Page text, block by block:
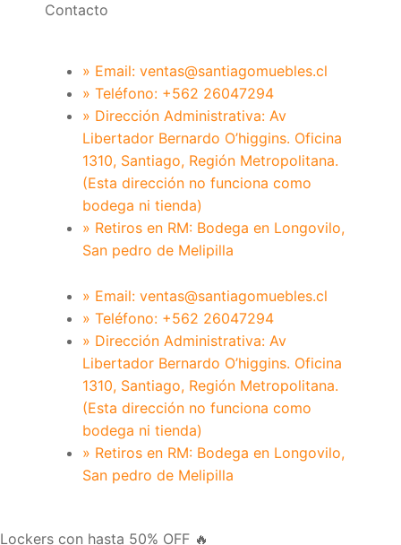
Contacto
» Email: ventas@santiagomuebles.cl
» Teléfono: +562 26047294
» Dirección Administrativa: Av
Libertador Bernardo O’higgins. Oficina
1310, Santiago, Región Metropolitana.
(Esta dirección no funciona como
bodega ni tienda)
» Retiros en RM: Bodega en Longovilo,
San pedro de Melipilla
» Email: ventas@santiagomuebles.cl
» Teléfono: +562 26047294
» Dirección Administrativa: Av
Libertador Bernardo O’higgins. Oficina
1310, Santiago, Región Metropolitana.
(Esta dirección no funciona como
bodega ni tienda)
» Retiros en RM: Bodega en Longovilo,
San pedro de Melipilla
Lockers con hasta 50% OFF 🔥